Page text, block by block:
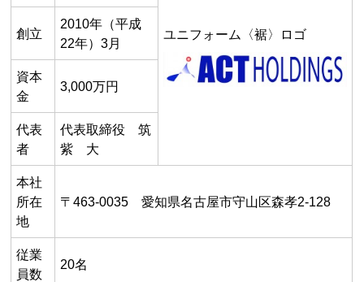
ユニフォーム〈裾〉ロゴ
創立
2010年（平成
22年）3月
資本
金
3,000万円
代表
者
代表取締役 筑
紫 大
本社
所在
地
〒463-0035 愛知県名古屋市守山区森孝2-128
従業
員数
20名